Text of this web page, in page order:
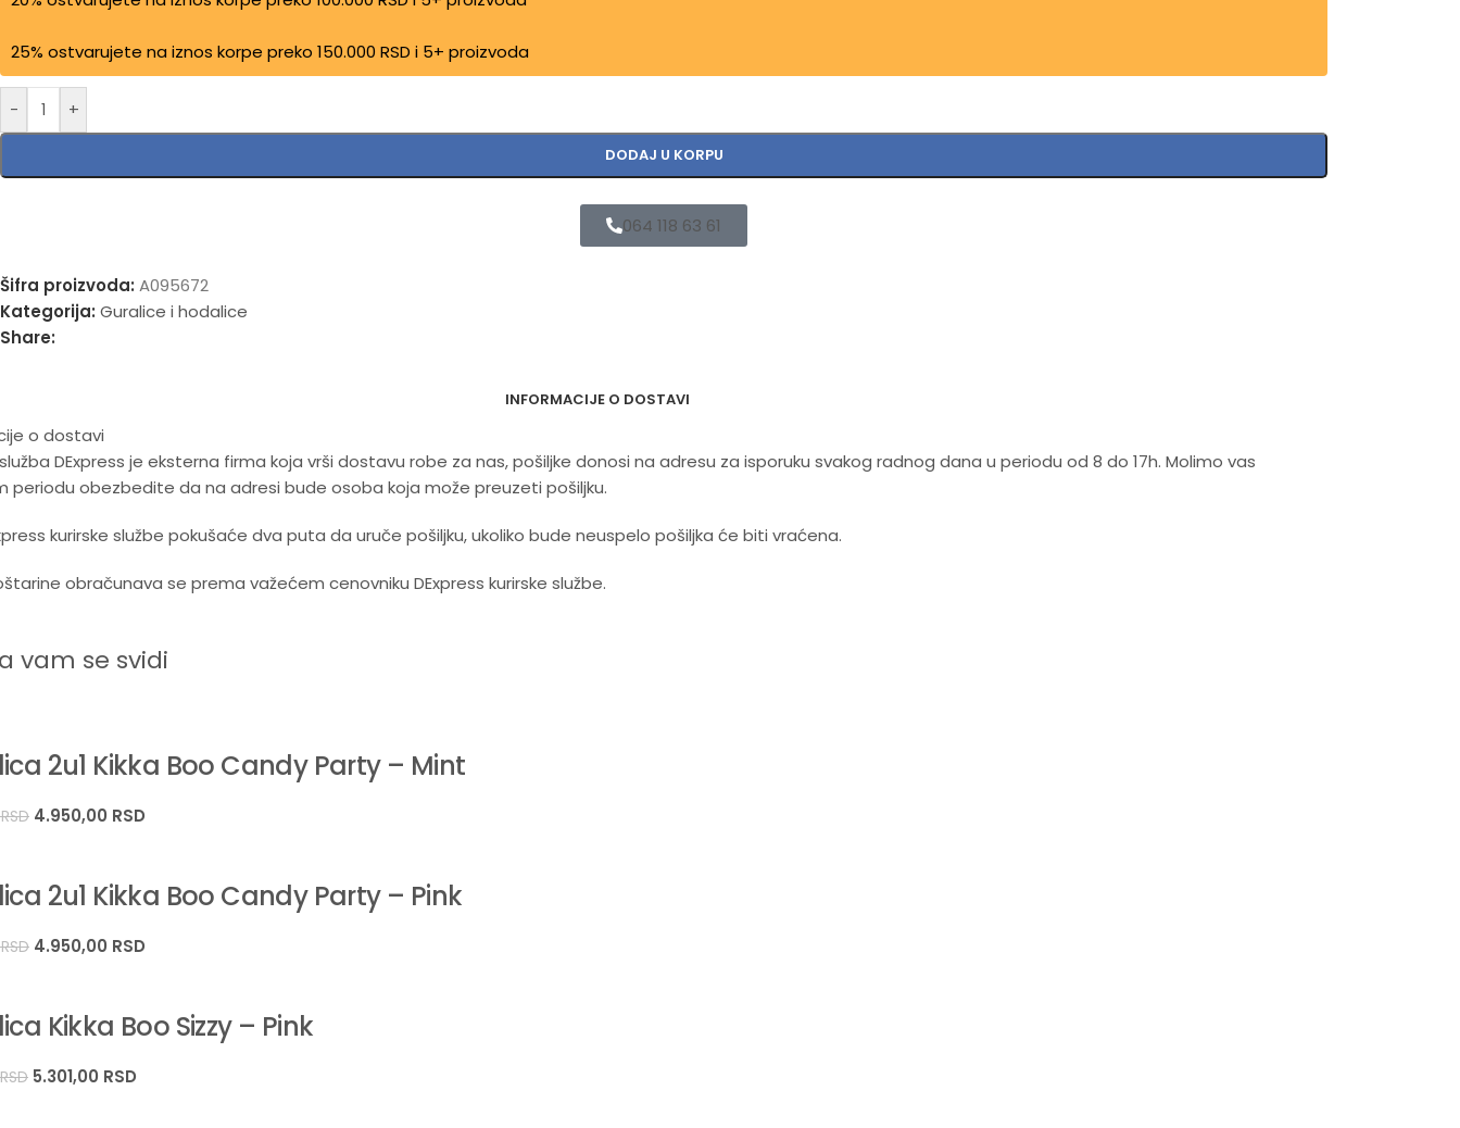
25% ostvarujete na iznos korpe preko 150.000 RSD i 5+ proizvoda
- +
DODAJ U KORPU
064 118 63 61
Šifra proizvoda: A095672
Kategorija: Guralice i hodalice
Share:
INFORMACIJE O DOSTAVI
o dostavi
DExpress je eksterna firma koja vrši dostavu robe za nas, pošiljke donosi na adresu za isporuku svakog radnog dana u periodu od 8 do 17h. Molimo vas
periodu obezbedite da na adresi bude osoba koja može preuzeti pošiljku.
kurirske službe pokušaće dva puta da uruče pošiljku, ukoliko bude neuspelo pošiljka će biti vraćena.
obračunava se prema važećem cenovniku DExpress kurirske službe.
vam se svidi
2u1 Kikka Boo Candy Party – Mint
RSD 4.950,00 RSD
2u1 Kikka Boo Candy Party – Pink
RSD 4.950,00 RSD
Kikka Boo Sizzy – Pink
RSD 5.301,00 RSD